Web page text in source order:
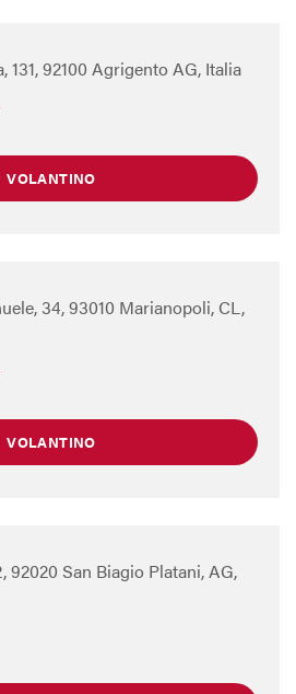
131, 92100 Agrigento AG, Italia
VOLANTINO
34, 93010 Marianopoli, CL,
VOLANTINO
92020 San Biagio Platani, AG,